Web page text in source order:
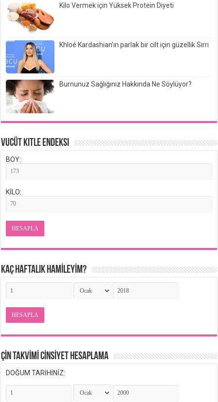
Kilo Vermek için Yüksek Protein Diyeti
Khloé Kardashian’ın parlak bir cilt için güzellik Sırrı
Burnunuz Sağlığınız Hakkında Ne Söylüyor?
Vucüt Kitle Endeksi
BOY:
KİLO:
HESAPLA
KAÇ HAFTALIK HAMİLEYİM?
HESAPLA
ÇİN TAKVİMİ CİNSİYET HESAPLAMA
DOĞUM TARİHİNİZ: